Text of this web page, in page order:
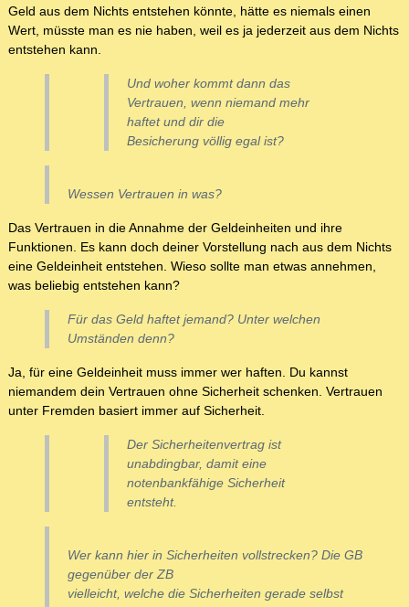
Geld aus dem Nichts entstehen könnte, hätte es niemals einen
Wert, müsste man es nie haben, weil es ja jederzeit aus dem Nichts
entstehen kann.
Und woher kommt dann das
Vertrauen, wenn niemand mehr
haftet und dir die
Besicherung völlig egal ist?
Wessen Vertrauen in was?
Das Vertrauen in die Annahme der Geldeinheiten und ihre
Funktionen. Es kann doch deiner Vorstellung nach aus dem Nichts
eine Geldeinheit entstehen. Wieso sollte man etwas annehmen,
was beliebig entstehen kann?
Für das Geld haftet jemand? Unter welchen
Umständen denn?
Ja, für eine Geldeinheit muss immer wer haften. Du kannst
niemandem dein Vertrauen ohne Sicherheit schenken. Vertrauen
unter Fremden basiert immer auf Sicherheit.
Der Sicherheitenvertrag ist
unabdingbar, damit eine
notenbankfähige Sicherheit
entsteht.
Wer kann hier in Sicherheiten vollstrecken? Die GB
gegenüber der ZB
vielleicht, welche die Sicherheiten gerade selbst